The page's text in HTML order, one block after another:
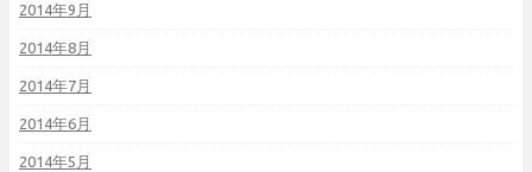
2014年9月
2014年8月
2014年7月
2014年6月
2014年5月